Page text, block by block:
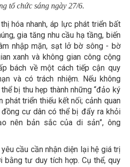
tổ chức sáng ngày 27/6.
hóa nhanh, áp lực phát triển bất
gia tăng nhu cầu hạ tầng, biến
nhập mặn, sạt lở bờ sông - bờ
xanh và không gian công cộng
bách về một cách tiếp cận quy
và có trách nhiệm. Nếu không
bị thu hẹp thành những “đảo ký
phát triển thiếu kết nối; cảnh quan
cư dân có thể bị đẩy ra khỏi
nên bản sắc của di sản”, ông
cầu cần nhận diện lại hệ giá trị
bằng tư duy tích hợp. Cụ thể, quy